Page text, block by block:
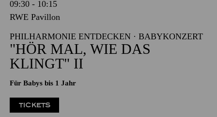
09:30 - 10:15
RWE Pavillon
PHILHARMONIE ENTDECKEN · BABYKONZERT
"HÖR MAL, WIE DAS
KLINGT" II
Für Babys bis 1 Jahr
TICKETS